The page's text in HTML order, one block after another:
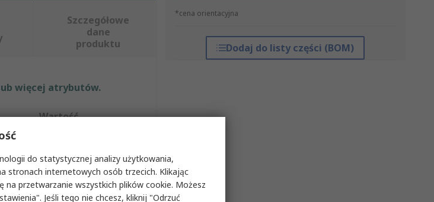
*cena orientacyjna
Dodaj do listy części (BOM)
Szczegółowe
dane
produktu
więcej atrybutów.
Wartość
Konsola
VGA, USB
do statystycznej analizy użytkowania,
stronach internetowych osób trzecich. Klikając
na przetwarzanie wszystkich plików cookie. Możesz
Jeśli tego nie chcesz, kliknij "Odrzuć